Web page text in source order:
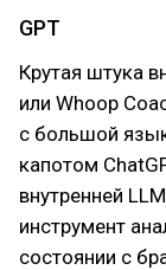
GPT
Крутая штука
или Whoop
с большой
капотом
внутренней
инструмент
состоянии с